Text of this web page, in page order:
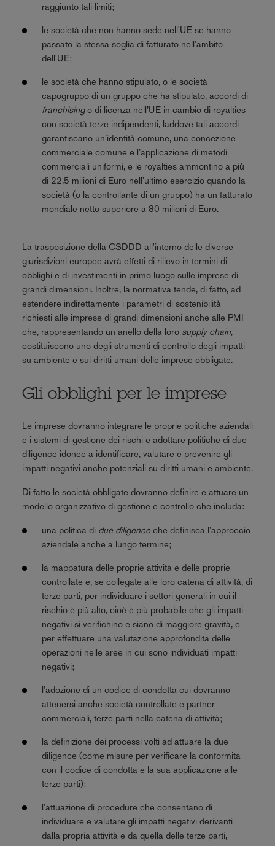
raggiunto tali limiti;
le società che non hanno sede nell'UE se hanno
passato la stessa soglia di fatturato nell'ambito
dell'UE;
le società che hanno stipulato, o le società
capogruppo di un gruppo che ha stipulato, accordi di
franchisingo di licenza nell’UE in cambio di royalties
con società terze indipendenti, laddove tali accordi
garantiscano un’identità comune, una concezione
commerciale comune e l’applicazione di metodi
commerciali uniformi, e le royalties ammontino a più
di 22,5 milioni di Euro nell'ultimo esercizio quando la
società (o la controllante di un gruppo) ha un fatturato
mondiale netto superiore a 80 milioni di Euro.
La trasposizione della CSDDD all'interno delle diverse
giurisdizioni europee avrà effetti di rilievo in termini di
obblighi e di investimenti in primo luogo sulle imprese di
grandi dimensioni. Inoltre, la normativa tende, di fatto, ad
estendere indirettamente i parametri di sostenibilità
richiesti alle imprese di grandi dimensioni anche alle PMI
che, rappresentando un anello della loro supply chain,
costituiscono uno degli strumenti di controllo degli impatti
su ambiente e sui diritti umani delle imprese obbligate.
Gli obblighi per le imprese
Le imprese dovranno integrare le proprie politiche aziendali
e i sistemi di gestione dei rischi e adottare politiche di due
diligence idonee a identificare, valutare e prevenire gli
impatti negativi anche potenziali su diritti umani e ambiente.
Di fatto le società obbligate dovranno definire e attuare un
modello organizzativo di gestione e controllo che includa:
una politica di due diligenceche definisca l'approccio
aziendale anche a lungo termine;
la mappatura delle proprie attività e delle proprie
controllate e, se collegate alle loro catena di attività, di
terze parti, per individuare i settori generali in cui il
rischio è più alto, cioè è più probabile che gli impatti
negativi si verifichino e siano di maggiore gravità, e
per effettuare una valutazione approfondita delle
operazioni nelle aree in cui sono individuati impatti
negativi;
l'adozione di un codice di condotta cui dovranno
attenersi anche società controllate e partner
commerciali, terze parti nella catena di attività;
la definizione dei processi volti ad attuare la due
diligence (come misure per verificare la conformità
con il codice di condotta e la sua applicazione alle
terze parti);
l'attuazione di procedure che consentano di
individuare e valutare gli impatti negativi derivanti
dalla propria attività e da quella delle terze parti,